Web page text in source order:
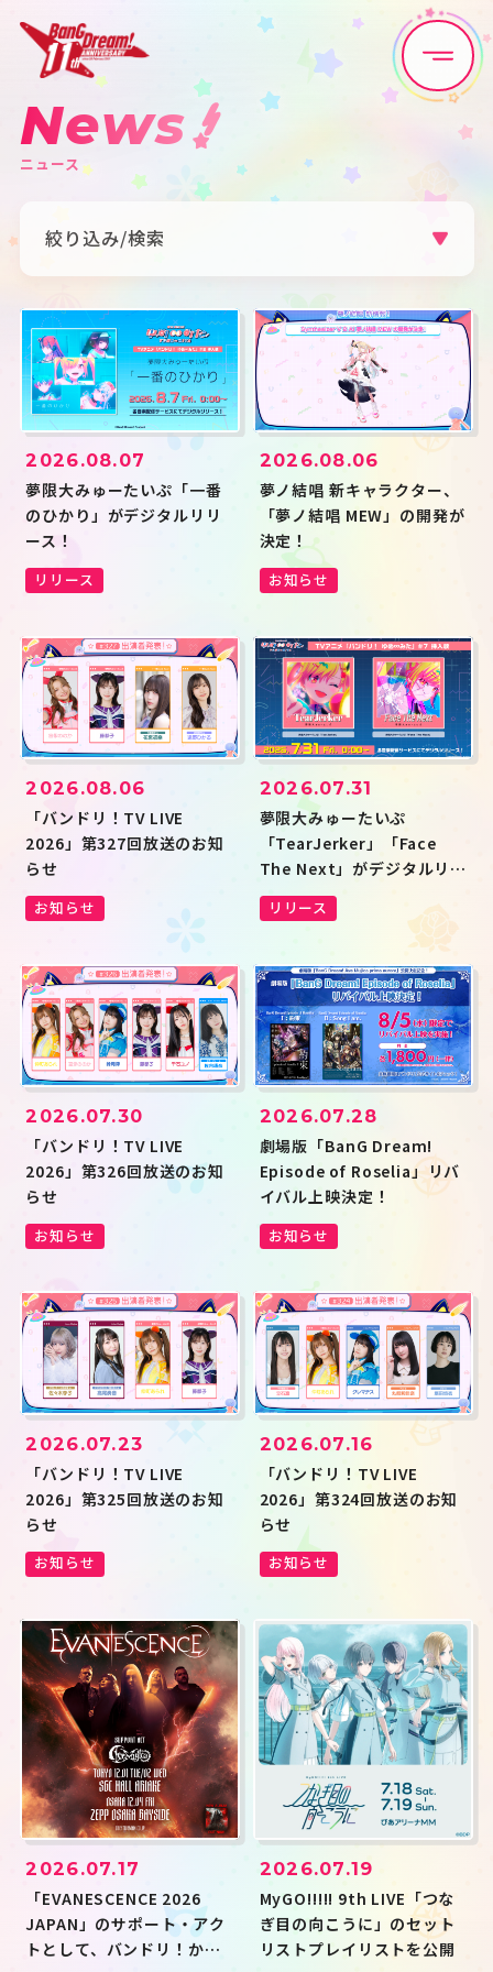
Home News
Live•Event Discography
Game Media
Schedule About
Goods
News
ニュース
絞り込み/検索
すべて お知らせ
ライブ・イベント
リリース
グッズ メディア
アーティスト
すべて Poppin'Party Afterglow
Pastel＊Palettes Roselia
ハロー、ハッピーワールド！ Morfonica
RAISE A SUILEN MyGO!!!!!
夢限大みゅーたいぷ
一家Dumb Rock!
シャッフルユニット その他
キーワード
検索
この条件で検索
2026.08.07
リリース
夢限大みゅーたいぷ「一番
のひかり」がデジタルリリ
ース！
2026.08.06
お知らせ
夢ノ結唱 新キャラクター、
「夢ノ結唱 MEW」の開発が
決定！
2026.08.06
お知らせ
「バンドリ！TV LIVE
2026」第327回放送のお知
らせ
2026.07.31
リリース
夢限大みゅーたいぷ
「TearJerker」「Face
The Next」がデジタルリリ
ース！
2026.07.30
お知らせ
「バンドリ！TV LIVE
2026」第326回放送のお知
らせ
2026.07.28
お知らせ
劇場版「BanG Dream!
Episode of Roselia」リバ
イバル上映決定！
2026.07.23
お知らせ
「バンドリ！TV LIVE
2026」第325回放送のお知
らせ
2026.07.16
お知らせ
「バンドリ！TV LIVE
2026」第324回放送のお知
らせ
2026.07.17
「EVANESCENCE 2026
JAPAN」のサポート・アク
トとして、バンドリ！から
2026.07.19
MyGO!!!!! 9th LIVE「つな
ぎ目の向こうに」のセット
リストプレイリストを公開